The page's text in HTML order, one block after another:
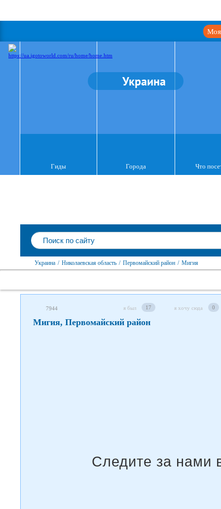
Моя
Украина
Гиды Города Что
Украина / Николаевская область / Первомайский район / Мигия
7944 я был 17 я хочу сюда 0
Мигия, Первомайский район
Следите за нами в соцсетях